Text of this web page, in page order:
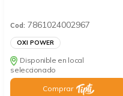
Cod: 7861024002967
OXI POWER
Disponible en local
seleccionado
Comprar